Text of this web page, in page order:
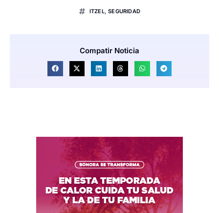
ITZEL,SEGURIDAD
Compatir Noticia